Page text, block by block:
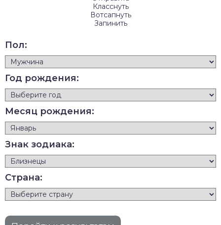
Класснуть
Вотсапнуть
Запинить
Пол:
Год рождения:
Месяц рождения:
Знак зодиака:
Страна: